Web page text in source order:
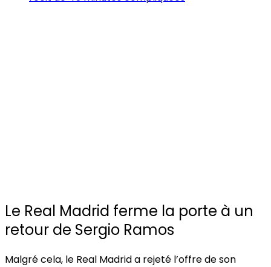
Le Real Madrid ferme la porte à un
retour de Sergio Ramos
Malgré cela, le Real Madrid a rejeté l’offre de son